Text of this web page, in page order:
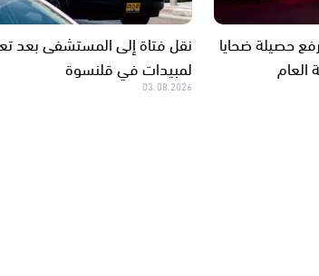
حصيلة ضحايا
نقل فتاة إلى المستشفى بعد
لمبيدات في قلنسوة
03.08.2026